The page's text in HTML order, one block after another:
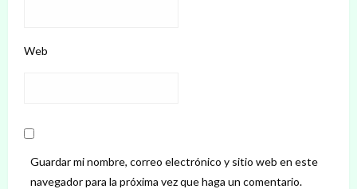
Web
Guardar mi nombre, correo electrónico y sitio web en este
navegador para la próxima vez que haga un comentario.